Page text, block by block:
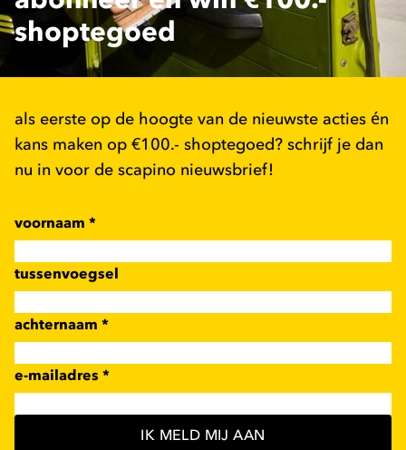
shoptegoed
als eerste op de hoogte van de nieuwste acties én
kans maken op €100.- shoptegoed? schrijf je dan
nu in voor de scapino nieuwsbrief!
voornaam *
tussenvoegsel
achternaam *
e-mailadres *
IK MELD MIJ AAN